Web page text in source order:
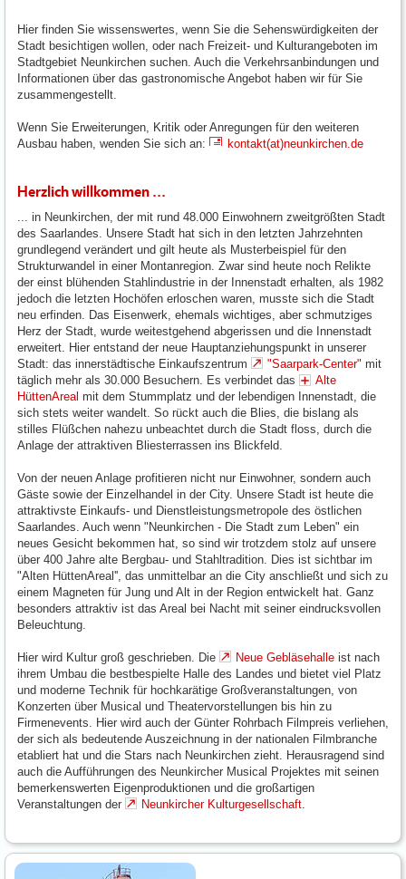
Hier finden Sie wissenswertes, wenn Sie die Sehenswürdigkeiten der
Stadt besichtigen wollen, oder nach Freizeit- und Kulturangeboten im
Stadtgebiet Neunkirchen suchen. Auch die Verkehrsanbindungen und
Informationen über das gastronomische Angebot haben wir für Sie
zusammengestellt.
Wenn Sie Erweiterungen, Kritik oder Anregungen für den weiteren
Ausbau haben, wenden Sie sich an:
kontakt(at)neunkirchen.de
Herzlich willkommen ...
... in Neunkirchen, der mit rund 48.000 Einwohnern zweitgrößten Stadt
des Saarlandes. Unsere Stadt hat sich in den letzten Jahrzehnten
grundlegend verändert und gilt heute als Musterbeispiel für den
Strukturwandel in einer Montanregion. Zwar sind heute noch Relikte
der einst blühenden Stahlindustrie in der Innenstadt erhalten, als 1982
jedoch die letzten Hochöfen erloschen waren, musste sich die Stadt
neu erfinden. Das Eisenwerk, ehemals wichtiges, aber schmutziges
Herz der Stadt, wurde weitestgehend abgerissen und die Innenstadt
erweitert. Hier entstand der neue Hauptanziehungspunkt in unserer
Stadt: das innerstädtische Einkaufszentrum
"Saarpark-Center" mit
täglich mehr als 30.000 Besuchern. Es verbindet das
Alte
HüttenAreal mit dem Stummplatz und der lebendigen Innenstadt, die
sich stets weiter wandelt. So rückt auch die Blies, die bislang als
stilles Flüßchen nahezu unbeachtet durch die Stadt floss, durch die
Anlage der attraktiven Bliesterrassen ins Blickfeld.
Von der neuen Anlage profitieren nicht nur Einwohner, sondern auch
Gäste sowie der Einzelhandel in der City. Unsere Stadt ist heute die
attraktivste Einkaufs- und Dienstleistungsmetropole des östlichen
Saarlandes. Auch wenn "Neunkirchen - Die Stadt zum Leben" ein
neues Gesicht bekommen hat, so sind wir trotzdem stolz auf unsere
über 400 Jahre alte Bergbau- und Stahltradition. Dies ist sichtbar im
"Alten HüttenAreal'', das unmittelbar an die City anschließt und sich zu
einem Magneten für Jung und Alt in der Region entwickelt hat. Ganz
besonders attraktiv ist das Areal bei Nacht mit seiner eindrucksvollen
Beleuchtung.
Hier wird Kultur groß geschrieben. Die Neue Gebläsehalle ist nach
ihrem Umbau die bestbespielte Halle des Landes und bietet viel Platz
und moderne Technik für hochkarätige Großveranstaltungen, von
Konzerten über Musical und Theatervorstellungen bis hin zu
Firmenevents. Hier wird auch der Günter Rohrbach Filmpreis verliehen,
der sich als bedeutende Auszeichnung in der nationalen Filmbranche
etabliert hat und die Stars nach Neunkirchen zieht. Herausragend sind
auch die Aufführungen des Neunkircher Musical Projektes mit seinen
bemerkenswerten Eigenproduktionen und die großartigen
Veranstaltungen der
Neunkircher Kulturgesellschaft